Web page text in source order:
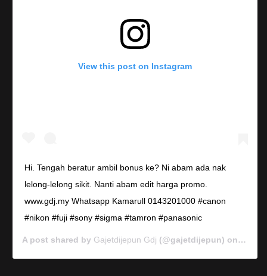
View this post on Instagram
Hi. Tengah beratur ambil bonus ke? Ni abam ada nak
lelong-lelong sikit. Nanti abam edit harga promo.
www.gdj.my Whatsapp Kamarull 0143201000 #canon
#nikon #fuji #sony #sigma #tamron #panasonic
A post shared by Gajetdijepun Gdj (@gajetdijepun) on Jan 7,